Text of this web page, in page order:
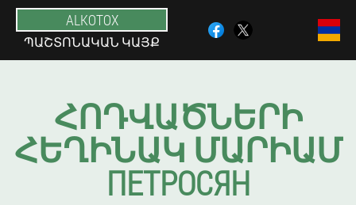
ALKOTOX
ՊԱՇՏՈՆԱԿԱՆ ԿԱՅՔ
ՀՈԴՎԱԾՆԵՐԻ
ՀԵՂԻՆԱԿ ՄԱՐԻԱՄ
ПЕТРОСЯН